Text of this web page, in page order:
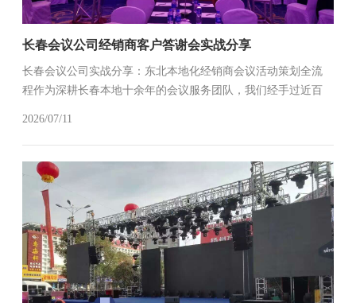
长春会议公司经销商客户答谢会实战分享
长春会议公司实战分享：东北本地化经销商会议活动策划全流
程作为深耕长春本地十余年的会议服务团队，我们经手过近百
诉求——比起花哨的线上玩...
2026/07/11